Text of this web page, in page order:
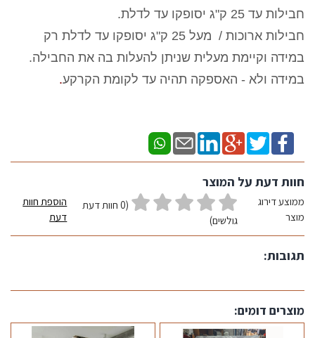
חבילות עד 25 ק"ג יסופקו עד לדלת.
חבילות ארוכות / מעל 25 ק"ג יסופקו עד לדלת רק
במידה וקיימת מעלית שניתן להעלות בה את החבילה.
במידה ולא - האספקה תהיה עד לקומת הקרקע.
חוות דעת על המוצר
ממוצע דירוג
מוצר
(0 חוות דעת
גולשים)
הוספת חוות
דעת
תגובות:
מוצרים דומים: